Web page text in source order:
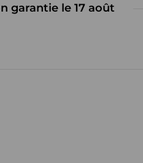
garantie le 17 août